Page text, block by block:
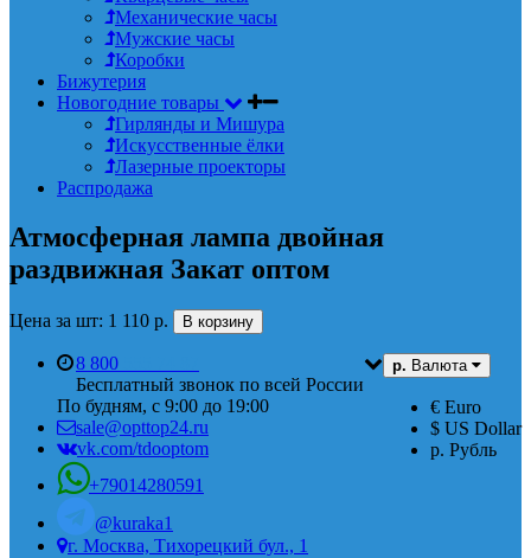
Механические часы
Мужские часы
Коробки
Бижутерия
Новогодние товары
Гирлянды и Мишура
Искусственные ёлки
Лазерные проекторы
Распродажа
Атмосферная лампа двойная
раздвижная Закат оптом
Цена за шт: 1 110 р. В корзину
р. Валюта
€ Euro
$ US Dollar
р. Рубль
8 800
Бесплатный звонок по всей России
По будням, с 9:00 до 19:00
sale@opttop24.ru
vk.com/tdooptom
+79014280591
@kuraka1
г. Москва, Тихорецкий бул., 1